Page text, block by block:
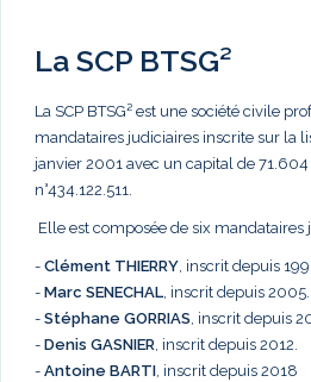
La SCP BTSG²
La SCP BTSG² est une société civile
mandataires judiciaires inscrite sur la
janvier 2001 avec un capital de
n°434.122.511.
Elle est composée de six mandataires
- Clément THIERRY, inscrit depuis
- Marc SENECHAL, inscrit depuis 2005.
- Stéphane GORRIAS, inscrit depuis
- Denis GASNIER, inscrit depuis 2012.
- Antoine BARTI, inscrit depuis 2018